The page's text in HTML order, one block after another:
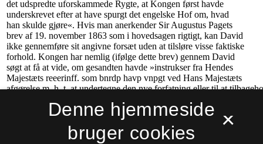
×
Denne hjemmeside
bruger cookies